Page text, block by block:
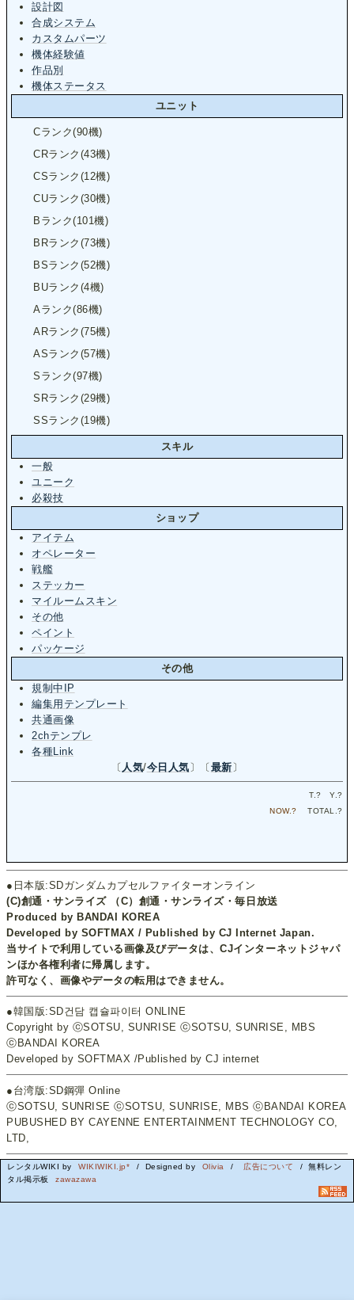
設計図
合成システム
カスタムパーツ
機体経験値
作品別
機体ステータス
ユニット
Cランク(90機)
CRランク(43機)
CSランク(12機)
CUランク(30機)
Bランク(101機)
BRランク(73機)
BSランク(52機)
BUランク(4機)
Aランク(86機)
ARランク(75機)
ASランク(57機)
Sランク(97機)
SRランク(29機)
SSランク(19機)
スキル
一般
ユニーク
必殺技
ショップ
アイテム
オペレーター
戦艦
ステッカー
マイルームスキン
その他
ペイント
パッケージ
その他
規制中IP
編集用テンプレート
共通画像
2chテンプレ
各種Link
〔 人気/今日人気 〕〔 最新 〕
T.? Y.?
NOW.? TOTAL.?
●日本版:SDガンダムカプセルファイターオンライン
(C)創通・サンライズ （C）創通・サンライズ・毎日放送
Produced by BANDAI KOREA
Developed by SOFTMAX / Published by CJ Internet Japan.
当サイトで利用している画像及びデータは、CJインターネットジャパ
ンほか各権利者に帰属します。
許可なく、画像やデータの転用はできません。
●韓国版:SD건담 캡슐파이터 ONLINE
Copyright by ⓒSOTSU, SUNRISE ⓒSOTSU, SUNRISE, MBS
ⓒBANDAI KOREA
Developed by SOFTMAX /Published by CJ internet
●台湾版:SD鋼彈 Online
ⓒSOTSU, SUNRISE ⓒSOTSU, SUNRISE, MBS ⓒBANDAI KOREA
PUBUSHED BY CAYENNE ENTERTAINMENT TECHNOLOGY CO,
LTD,
レンタルWIKI by WIKIWIKI.jp* / Designed by Olivia / 広告について
/ 無料レン
タル掲示板
zawazawa